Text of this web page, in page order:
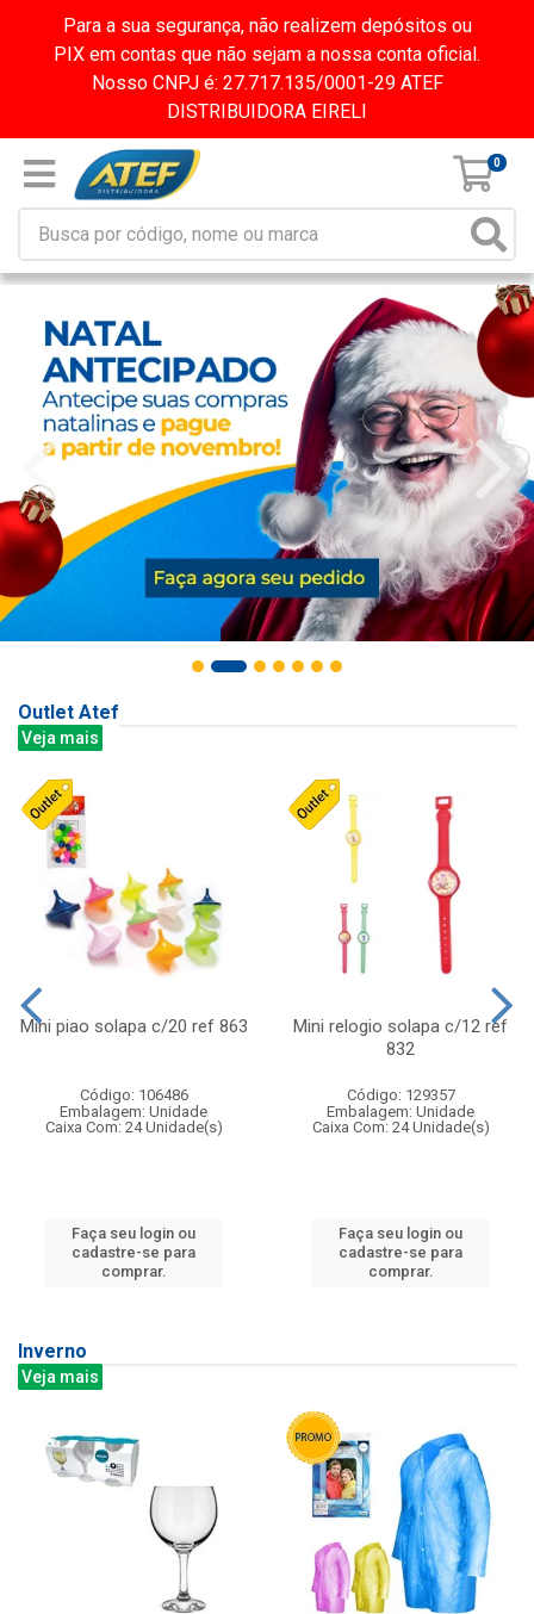
Para a sua segurança, não realizem depósitos ou
PIX em contas que não sejam a nossa conta oficial.
Nosso CNPJ é: 27.717.135/0001-29 ATEF
DISTRIBUIDORA EIRELI
0
Outlet Atef
Veja mais
Mini piao solapa c/20 ref 863
Código: 106486
Embalagem: Unidade
Caixa Com: 24 Unidade(s)
Faça seu login ou
cadastre-se para
comprar.
Mini relogio solapa c/12 ref
832
Código: 129357
Embalagem: Unidade
Caixa Com: 24 Unidade(s)
Faça seu login ou
cadastre-se para
comprar.
Inverno
Veja mais